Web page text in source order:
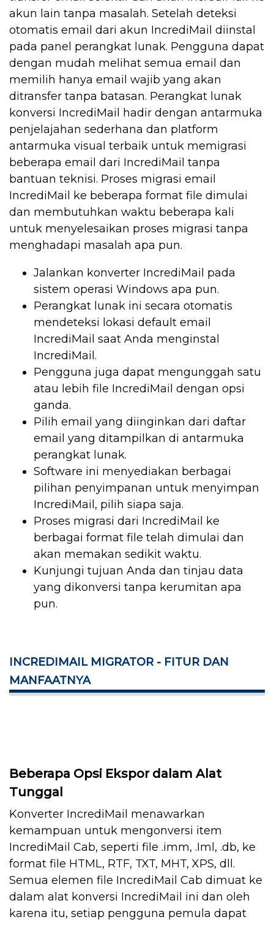
akun lain tanpa masalah. Setelah deteksi
otomatis email dari akun IncrediMail diinstal
pada panel perangkat lunak. Pengguna dapat
dengan mudah melihat semua email dan
memilih hanya email wajib yang akan
ditransfer tanpa batasan. Perangkat lunak
konversi IncrediMail hadir dengan antarmuka
penjelajahan sederhana dan platform
antarmuka visual terbaik untuk memigrasi
beberapa email dari IncrediMail tanpa
bantuan teknisi. Proses migrasi email
IncrediMail ke beberapa format file dimulai
dan membutuhkan waktu beberapa kali
untuk menyelesaikan proses migrasi tanpa
menghadapi masalah apa pun.
Jalankan konverter IncrediMail pada
sistem operasi Windows apa pun.
Perangkat lunak ini secara otomatis
mendeteksi lokasi default email
IncrediMail saat Anda menginstal
IncrediMail.
Pengguna juga dapat mengunggah satu
atau lebih file IncrediMail dengan opsi
ganda.
Pilih email yang diinginkan dari daftar
email yang ditampilkan di antarmuka
perangkat lunak.
Software ini menyediakan berbagai
pilihan penyimpanan untuk menyimpan
IncrediMail, pilih siapa saja.
Proses migrasi dari IncrediMail ke
berbagai format file telah dimulai dan
akan memakan sedikit waktu.
Kunjungi tujuan Anda dan tinjau data
yang dikonversi tanpa kerumitan apa
pun.
INCREDIMAIL MIGRATOR - FITUR DAN
MANFAATNYA
Beberapa Opsi Ekspor dalam Alat
Tunggal
Konverter IncrediMail menawarkan
kemampuan untuk mengonversi item
IncrediMail Cab, seperti file .imm, .Iml, .db, ke
format file HTML, RTF, TXT, MHT, XPS, dll.
Semua elemen file IncrediMail Cab dimuat ke
dalam alat konversi IncrediMail ini dan oleh
karena itu, setiap pengguna pemula dapat